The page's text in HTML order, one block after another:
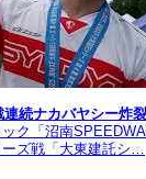
続ナカバヤシー炸
ク「沼南
ーズ戦「大東建託シ…